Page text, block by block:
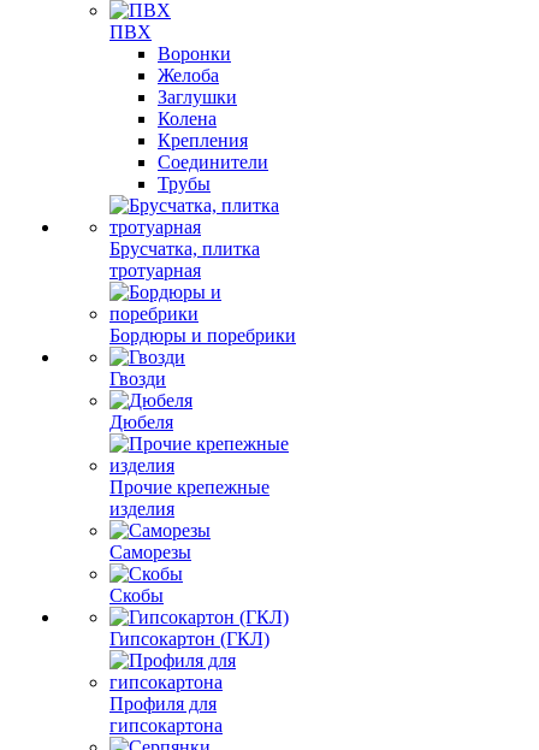
ПВХ
Воронки
Желоба
Заглушки
Колена
Крепления
Соединители
Трубы
Брусчатка, плитка
тротуарная
Бордюры и поребрики
Гвозди
Дюбеля
Прочие крепежные
изделия
Саморезы
Скобы
Гипсокартон (ГКЛ)
Профиля для
гипсокартона